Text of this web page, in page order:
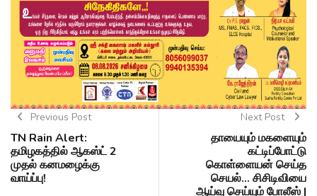
Previous Post
TN Rain Alert:
தமிழகத்தில் ஆகஸ்ட் 2
முதல் கனமழைக்கு
வாய்ப்பு!
Next Post
தாயையும் மகளையும்
கட்டிப்போட்டு
கொள்ளையன் செய்த
செயல்... சிசிடிவியை
ஆய்வு செய்யும் போலீஸ் |